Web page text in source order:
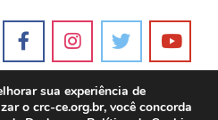
sua experiência de
o crc-ce.org.br, você concorda